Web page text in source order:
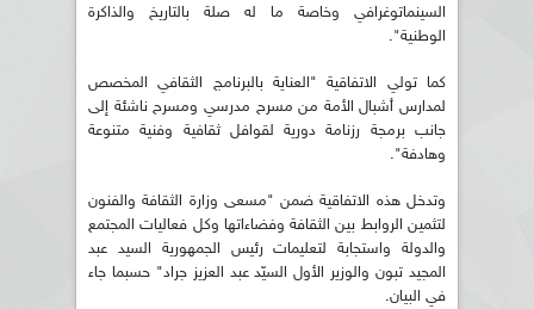
السينماتوغرافي وخاصة ما له صلة بالتاريخ والذاكرة
الوطنية".
كما تولي الاتفاقية "العناية بالبرنامج الثقافي المخصص
لمدارس أشبال الأمة من مسرح مدرسي ومسرح ناشئة إلى
جانب برمجة رزنامة دورية لقوافل ثقافية وفنية متنوعة
وهادفة".
وتدخل هذه الاتفاقية ضمن "مسعى وزارة الثقافة والفنون
لتثمين الروابط بين الثقافة وفضاءاتها وكل فعاليات المجتمع
والدولة واستجابة لتعليمات رئيس الجمهورية السيد عبد
المجيد تبون والوزير الأول السيّد عبد العزيز جراد" حسبما جاء
في البيان.